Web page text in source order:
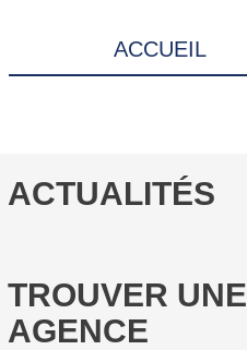
ACCUEIL
ACTUALITÉS
TROUVER UNE
AGENCE